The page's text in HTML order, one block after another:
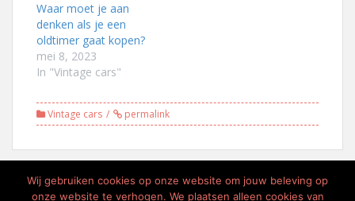
Waar moet je aan
denken als je een
oldtimer gaat kopen?
mei 8, 2023
In "Vintage cars"
Vintage cars permalink
Post
VINTAGE ALS DE KRINGLOOP APP, VOOR
Wij gebruiken cookies op onze website om jouw beleving op
onze website te verhogen. We plaatsen alleen cookies van